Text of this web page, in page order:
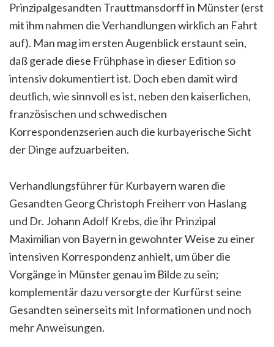
Prinzipalgesandten Trauttmansdorff in Münster (erst
mit ihm nahmen die Verhandlungen wirklich an Fahrt
auf). Man mag im ersten Augenblick erstaunt sein,
daß gerade diese Frühphase in dieser Edition so
intensiv dokumentiert ist. Doch eben damit wird
deutlich, wie sinnvoll es ist, neben den kaiserlichen,
französischen und schwedischen
Korrespondenzserien auch die kurbayerische Sicht
der Dinge aufzuarbeiten.
Verhandlungsführer für Kurbayern waren die
Gesandten Georg Christoph Freiherr von Haslang
und Dr. Johann Adolf Krebs, die ihr Prinzipal
Maximilian von Bayern in gewohnter Weise zu einer
intensiven Korrespondenz anhielt, um über die
Vorgänge in Münster genau im Bilde zu sein;
komplementär dazu versorgte der Kurfürst seine
Gesandten seinerseits mit Informationen und noch
mehr Anweisungen.